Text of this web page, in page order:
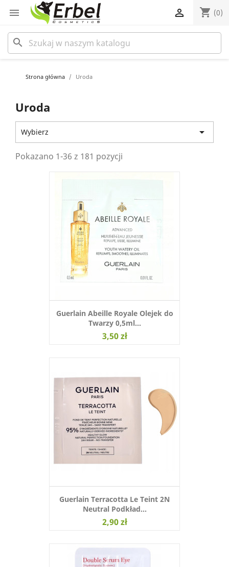
 shopping_cart (0)

search
Strona główna Uroda
Uroda
Wybierz 
Pokazano 1-36 z 181 pozycji
Guerlain Abeille Royale Olejek do
Twarzy 0,5ml...
3,50 zł
Guerlain Terracotta Le Teint 2N
Neutral Podkład...
2,90 zł